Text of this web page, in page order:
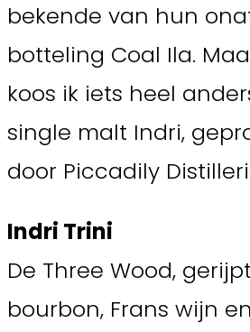
bekende van hun
botteling Coal Ila.
koos ik iets heel
single malt Indri,
door Piccadily
Indri Trini
De Three Wood,
bourbon, Frans wijn